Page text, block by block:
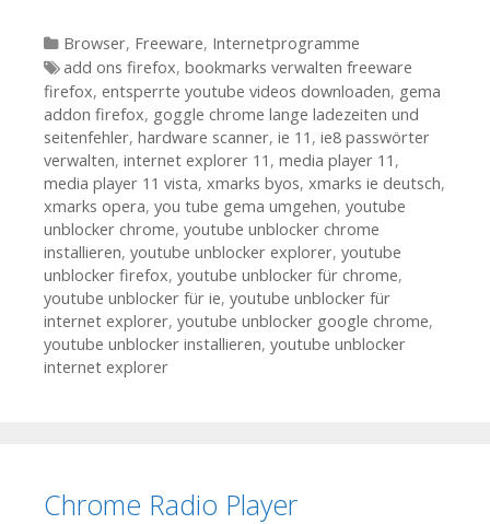
Kategorien
Browser, Freeware, Internetprogramme
Tags
add ons firefox, bookmarks verwalten freeware
firefox, entsperrte youtube videos downloaden, gema
addon firefox, goggle chrome lange ladezeiten und
seitenfehler, hardware scanner, ie 11 , ie8 passwörter
verwalten, internet explorer 11 , media player 11 ,
media player 11 vista, xmarks byos, xmarks ie deutsch,
xmarks opera, you tube gema umgehen, youtube
unblocker chrome, youtube unblocker chrome
installieren, youtube unblocker explorer, youtube
unblocker firefox, youtube unblocker für chrome,
youtube unblocker für ie, youtube unblocker für
internet explorer, youtube unblocker google chrome,
youtube unblocker installieren, youtube unblocker
internet explorer
Chrome Radio Player